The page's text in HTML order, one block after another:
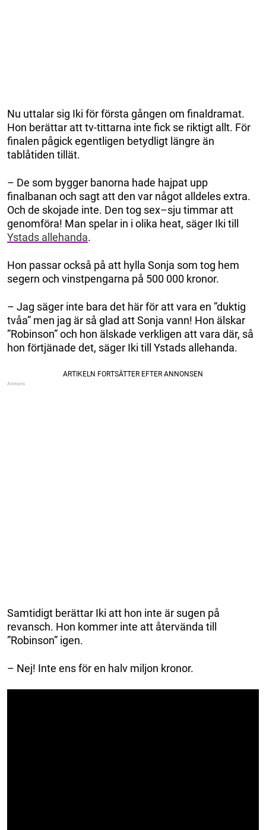
Nu uttalar sig Iki för första gången om finaldramat.
Hon berättar att tv-tittarna inte fick se riktigt allt. För
finalen pågick egentligen betydligt längre än
tablåtiden tillät.
– De som bygger banorna hade hajpat upp
finalbanan och sagt att den var något alldeles extra.
Och de skojade inte. Den tog sex–sju timmar att
genomföra! Man spelar in i olika heat, säger Iki till
Ystads allehanda.
Hon passar också på att hylla Sonja som tog hem
segern och vinstpengarna på 500 000 kronor.
– Jag säger inte bara det här för att vara en ”duktig
tvåa” men jag är så glad att Sonja vann! Hon älskar
”Robinson” och hon älskade verkligen att vara där, så
hon förtjänade det, säger Iki till Ystads allehanda.
Samtidigt berättar Iki att hon inte är sugen på
revansch. Hon kommer inte att återvända till
”Robinson” igen.
– Nej! Inte ens för en halv miljon kronor.